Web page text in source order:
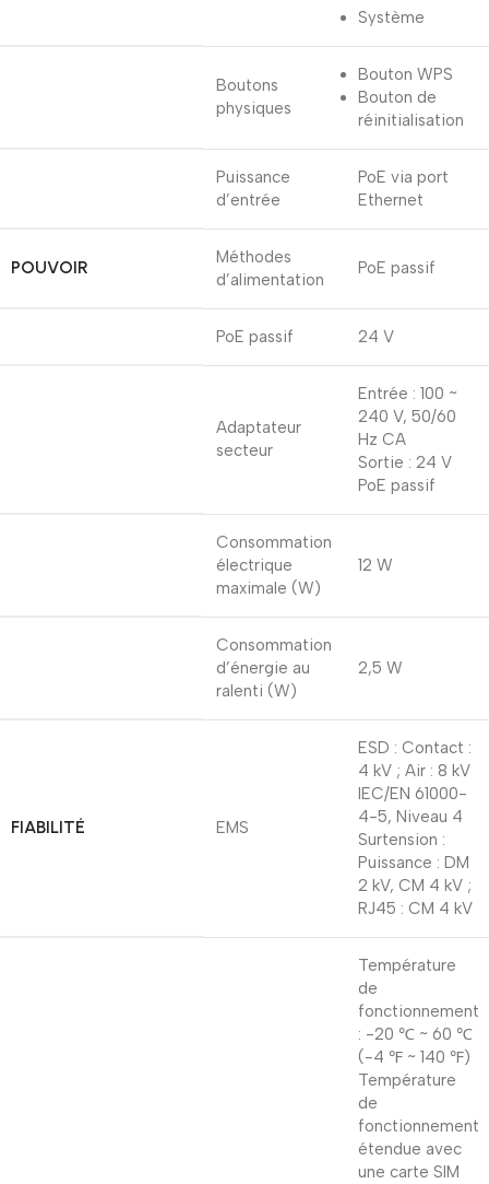
Système
Boutons
physiques
Bouton WPS
Bouton de
réinitialisation
Puissance
d’entrée
PoE via port
Ethernet
POUVOIR
Méthodes
d’alimentation
PoE passif
PoE passif 24 V
Adaptateur
secteur
Entrée : 100 ~
240 V, 50/60
Hz CA
Sortie : 24 V
PoE passif
Consommation
électrique
maximale (W)
12 W
Consommation
d’énergie au
ralenti (W)
2,5 W
FIABILITÉ EMS
ESD : Contact :
4 kV ; Air : 8 kV
IEC/EN 61000-
4-5, Niveau 4
Surtension :
Puissance : DM
2 kV, CM 4 kV ;
RJ45 : CM 4 kV
Température
de
fonctionnement
: -20 ℃ ~ 60 ℃
(-4 ℉ ~ 140 ℉)
Température
de
fonctionnement
étendue avec
une carte SIM